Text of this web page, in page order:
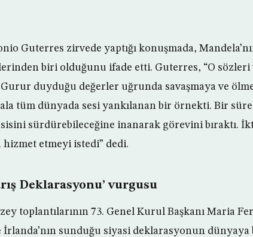
Guterres zirvede yaptığı konuşmada,
biri olduğunu ifade etti. Guterres, “O sözleri
duyduğu değerler uğrunda savaşmaya ve
tüm dünyada sesi yankılanan bir örnekti. Bir
sürdürebileceğine inanarak görevini bıraktı.
etmeyi istedi” dedi.
Deklarasyonu’ vurgusu
toplantılarının 73. Genel Kurul Başkanı Maria
sunduğu siyasi deklarasyonun dünyaya